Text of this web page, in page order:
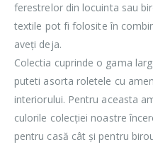
ferestrelor din locuinta sau
textile pot fi folosite în
aveți deja.
Colectia cuprinde o gama
puteti asorta roletele cu
interiorului. Pentru aceasta
culorile colecției noastre
pentru casă cât și pentru